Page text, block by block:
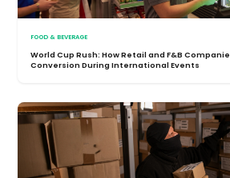
FOOD & BEVERAGE
World Cup Rush: How Retail and F&B
Conversion During International Events